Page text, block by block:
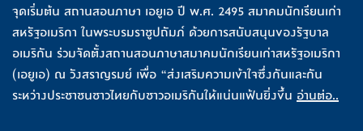
จุดเริ่มต้น สถานสอนภาษา เอยูเอ ปี พ.ศ. 2495 สมาคมนักเรียนเก่า
สหรัฐอเมริกา ในพระบรมราชูปถัมภ์ ด้วยการสนับสนุนของรัฐบาล
อเมริกัน ร่วมจัดตั้งสถานสอนภาษาสมาคมนักเรียนเก่าสหรัฐอเมริกา
(เอยูเอ) ณ วังสราญรมย์ เพื่อ “ส่งเสริมความเข้าใจซึ่งกันและกัน
ระหว่างประชาชนชาวไทยกับชาวอเมริกันให้แน่นแฟ้นยิ่งขึ้น อ่านต่อ..